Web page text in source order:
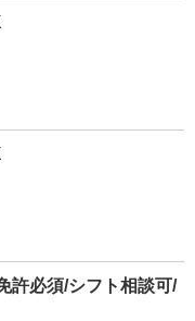
許必須/シフト相談可/